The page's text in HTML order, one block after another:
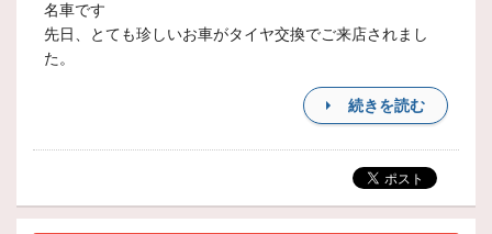
名車です
先日、とても珍しいお車がタイヤ交換でご来店されまし
た。
続きを読む